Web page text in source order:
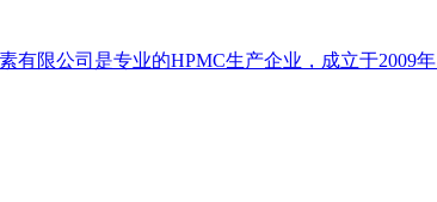
有限公司是专业的HPMC生产企业，成立于2009